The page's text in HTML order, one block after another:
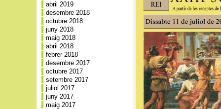
abril 2019
desembre 2018
octubre 2018
juny 2018
maig 2018
abril 2018
febrer 2018
desembre 2017
octubre 2017
setembre 2017
juliol 2017
juny 2017
maig 2017